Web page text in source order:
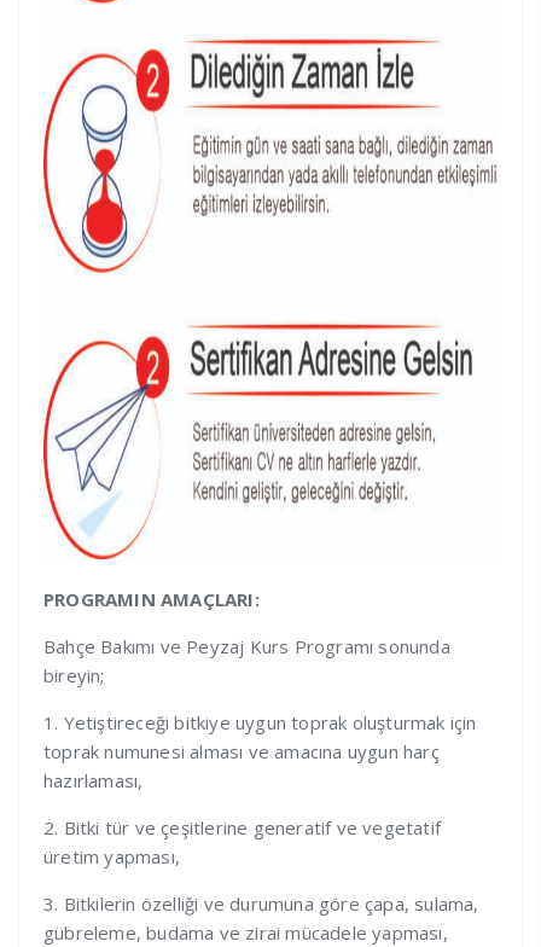
PROGRAMIN AMAÇLARI:
Bahçe Bakımı ve Peyzaj Kurs Programı sonunda
bireyin;
1. Yetiştireceği bitkiye uygun toprak oluşturmak için
toprak numunesi alması ve amacına uygun harç
hazırlaması,
2. Bitki tür ve çeşitlerine generatif ve vegetatif
üretim yapması,
3. Bitkilerin özelliği ve durumuna göre çapa, sulama,
gübreleme, budama ve zirai mücadele yapması,